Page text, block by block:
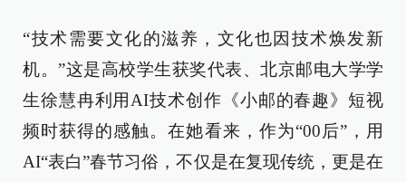
“技术需要文化的滋养，文化也因技术焕发新
机。”这是高校学生获奖代表、北京邮电大学学
生徐慧冉利用AI技术创作《小邮的春趣》短视
频时获得的感触。在她看来，作为“00后”，用
AI“表白”春节习俗，不仅是在复现传统，更是在